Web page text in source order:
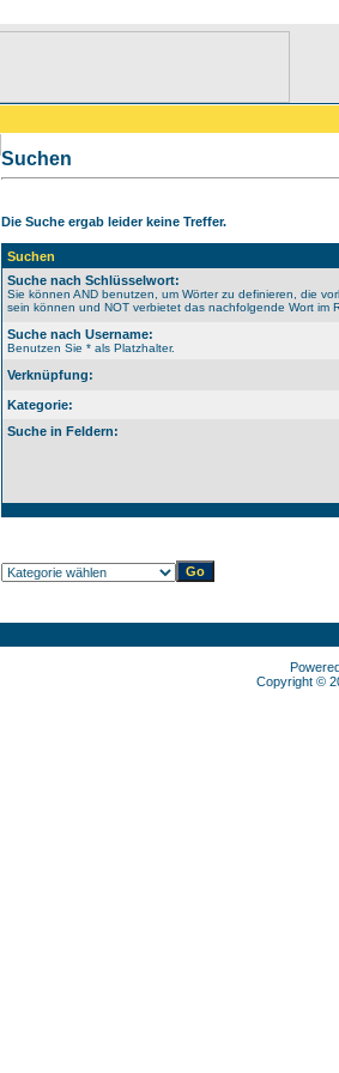
Suchen
Die Suche ergab leider keine Treffer.
Suchen
Suche nach Schlüsselwort:
Sie können AND benutzen, um Wörter zu definieren, die
sein können und NOT verbietet das nachfolgende Wort im
Suche nach Username:
Benutzen Sie * als Platzhalter.
Verknüpfung:
Kategorie:
Suche in Feldern:
Copyright ©